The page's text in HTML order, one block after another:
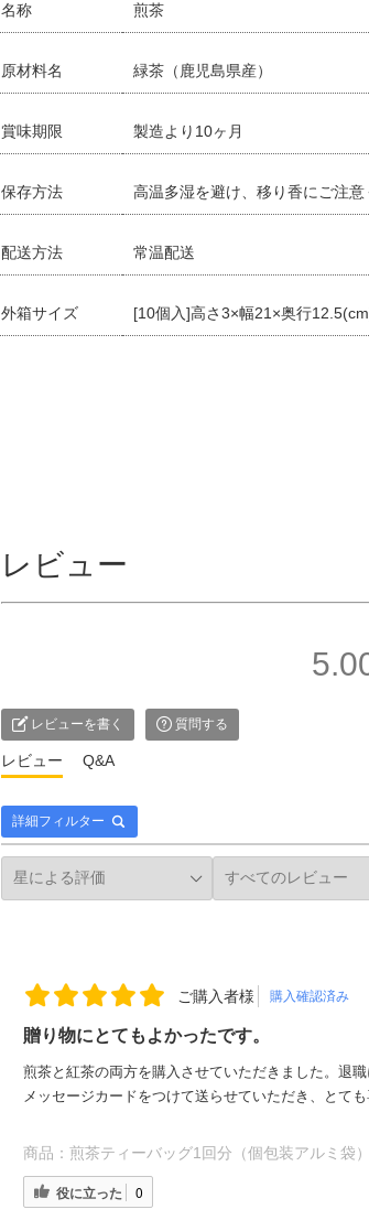
名称 煎茶
原材料名 緑茶（鹿児島県産）
賞味期限 製造より10ヶ月
保存方法 高温多湿を避け、移り香にご注意
配送方法 常温配送
外箱サイズ [10個入]高さ3×幅21×奥行
レビュー
レビューを書く 質問する
レビュー Q&A
詳細フィルター
ご購入者様 購入確認済み
贈り物にとてもよかったです。
煎茶と紅茶の両方を購入させていただきました。退
メッセージカードをつけて送らせていただき、とて
商品： 煎茶ティーバッグ1回分（個包装アルミ袋）
役に立った 0